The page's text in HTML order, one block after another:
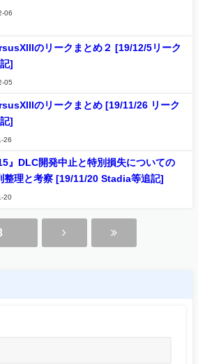
06
のリークまとめ２ [19/12/5リーク
]
05
のリークまとめ [19/11/26 リーク
]
26
』DLC開発中止と特別損失についての
整理と考察 [19/11/20 Stadia等追記]
20